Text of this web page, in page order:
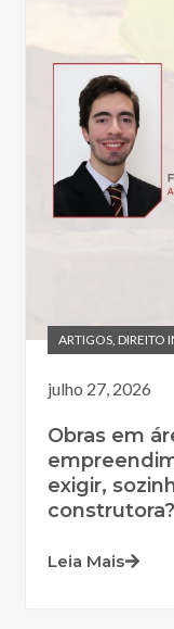
ARTIGOS, DIREITO
julho 27, 2026
Obras em
exigir,
construtora?
Leia Mais